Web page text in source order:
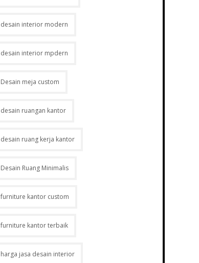
desain interior modern
desain interior mpdern
Desain meja custom
desain ruangan kantor
desain ruang kerja kantor
Desain Ruang Minimalis
furniture kantor custom
furniture kantor terbaik
harga jasa desain interior